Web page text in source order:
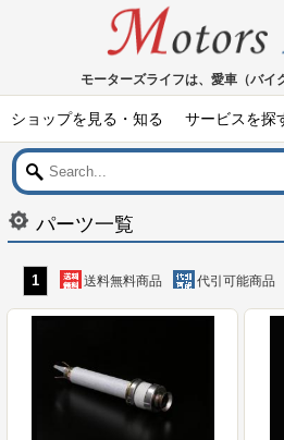
モーターズライフは、愛車（バイ
ショップを見る・知る サービスを探
パーツ一覧
1 送料無料商品 代引可能商品